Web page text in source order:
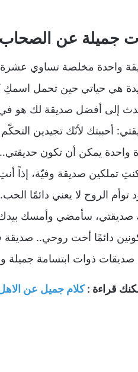
جميلة عن الصحاب
واحدة مخلصة تساوي عشرة
هي حياتي حين تحمل
إلى أفضل صديقة لك هو في
أحببتك لأنّك تجيدين
واحدة يمكن أن تكون
تملكين صديقة وفيّة، إذاً
توأم الروح لا يعني دائمًا
صديقتي، سأمضي وأمسك بيدك
دائمًا أخت روحي.. صديقة
صديقات ذوات ابتسامة
قراءة :كلام جميل عن